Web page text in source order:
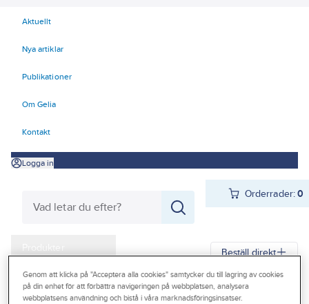
Aktuellt
Nya artiklar
Publikationer
Om Gelia
Kontakt
Logga in
Orderrader:0
Produkter
Kampanjer
Outlet
Beställ direkt
Gelia Produkter Arbetsplats Förvaring
Väskor och lådor
Genom att klicka på "Acceptera alla cookies" samtycker du till lagring av cookies
på din enhet för att förbättra navigeringen på webbplatsen, analysera
webbplatsens användning och bistå i våra marknadsföringsinsatser.